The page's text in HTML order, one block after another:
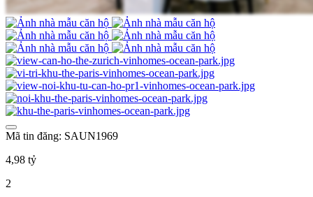
Mã tin đăng: SAUN1969
4,98 tỷ
2